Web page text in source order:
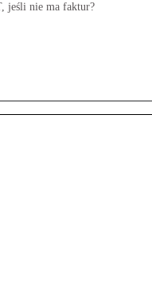
jeśli nie ma faktur?